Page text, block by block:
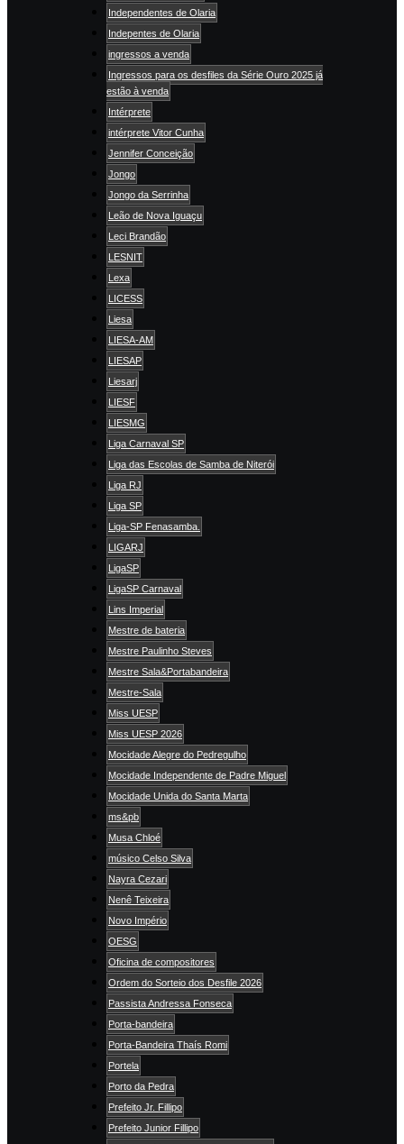
Independentes de Olaria
Indepentes de Olaria
ingressos a venda
Ingressos para os desfiles da Série Ouro 2025 já
estão à venda
Intérprete
intérprete Vitor Cunha
Jennifer Conceição
Jongo
Jongo da Serrinha
Leão de Nova Iguaçu
Leci Brandão
LESNIT
Lexa
LICESS
Liesa
LIESA-AM
LIESAP
Liesarj
LIESF
LIESMG
Liga Carnaval SP
Liga das Escolas de Samba de Niterói
Liga RJ
Liga SP
Liga-SP Fenasamba.
LIGARJ
LigaSP
LigaSP Carnaval
Lins Imperial
Mestre de bateria
Mestre Paulinho Steves
Mestre Sala&Portabandeira
Mestre-Sala
Miss UESP
Miss UESP 2026
Mocidade Alegre do Pedregulho
Mocidade Independente de Padre Miguel
Mocidade Unida do Santa Marta
ms&pb
Musa Chloé
músico Celso Silva
Nayra Cezari
Nenê Teixeira
Novo Império
OESG
Oficina de compositores
Ordem do Sorteio dos Desfile 2026
Passista Andressa Fonseca
Porta-bandeira
Porta-Bandeira Thaís Romi
Portela
Porto da Pedra
Prefeito Jr. Fillipo
Prefeito Junior Fillipo